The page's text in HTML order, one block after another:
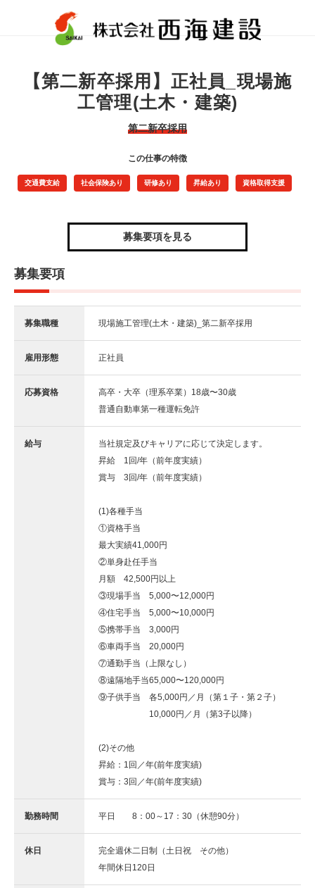
【第二新卒採用】正社員_現場施
工管理(土木・建築)
第二新卒採用
この仕事の特徴
交通費支給 社会保険あり 研修あり 昇給あり 資格取得支援
募集要項を見る
募集要項
募集職種 現場施工管理(土木・建築)_第二新卒採用
雇用形態 正社員
応募資格
高卒・大卒（理系卒業）18歳〜30歳
普通自動車第一種運転免許
給与
当社規定及びキャリアに応じて決定します。
昇給 1回/年（前年度実績）
賞与 3回/年（前年度実績）
(1)各種手当
①資格手当
最大実績41,000円
②単身赴任手当
月額 42,500円以上
③現場手当 5,000〜12,000円
④住宅手当 5,000〜10,000円
⑤携帯手当 3,000円
⑥車両手当 20,000円
⑦通勤手当（上限なし）
⑧遠隔地手当65,000〜120,000円
⑨子供手当 各5,000円／月（第１子・第２子）
10,000円／月（第3子以降）
(2)その他
昇給：1回／年(前年度実績)
賞与：3回／年(前年度実績)
勤務時間 平日 8：00～17：30（休憩90分）
休日
完全週休二日制（土日祝 その他）
年間休日120日